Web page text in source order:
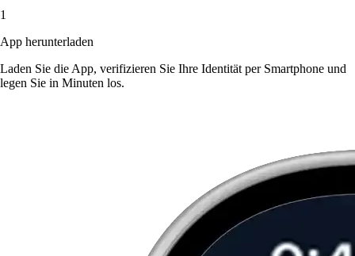
1
App herunterladen
Laden Sie die App, verifizieren Sie Ihre Identität per Smartphone und
legen Sie in Minuten los.